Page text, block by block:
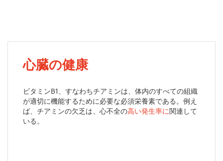
心臓の健康
ビタミンB1、すなわちチアミンは、体内のすべての組織
が適切に機能するために必要な必須栄養素である。例え
ば、チアミンの欠乏は、心不全の高い発生率に関連して
いる。